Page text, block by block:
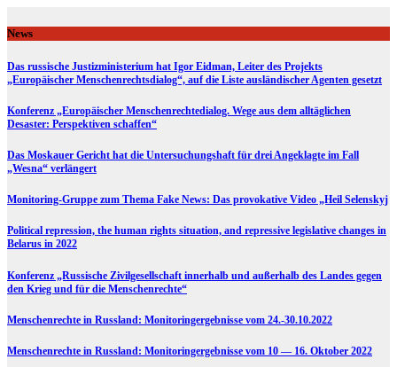
to
content
News
Das russische Justizministerium hat Igor Eidman, Leiter des Projekts
„Europäischer Menschenrechtsdialog“, auf die Liste ausländischer Agenten gesetzt
Konferenz „Europäischer Menschenrechtedialog. Wege aus dem alltäglichen
Desaster: Perspektiven schaffen“
Das Moskauer Gericht hat die Untersuchungshaft für drei Angeklagte im Fall
„Wesna“ verlängert
Monitoring-Gruppe zum Thema Fake News: Das provokative Video „Heil Selenskyj
Political repression, the human rights situation, and repressive legislative changes in
Belarus in 2022
Konferenz „Russische Zivilgesellschaft innerhalb und außerhalb des Landes gegen
den Krieg und für die Menschenrechte“
Menschenrechte in Russland: Monitoringergebnisse vom 24.-30.10.2022
Menschenrechte in Russland: Monitoringergebnisse vom 10 — 16. Oktober 2022